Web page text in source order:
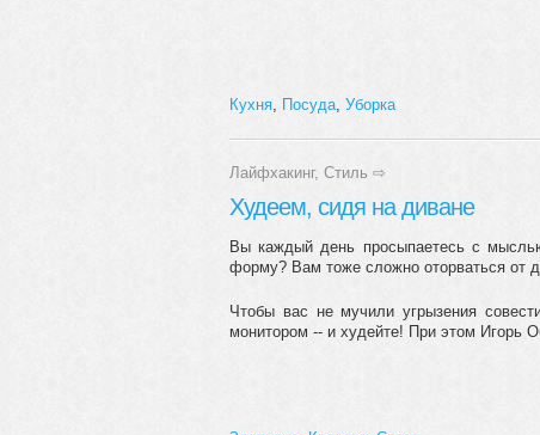
Кухня, Посуда, Уборка
Лайфхакинг, Стиль ⇨
Худеем, сидя на диване
Вы каждый день просыпаетесь с
форму? Вам тоже сложно оторваться от
Чтобы вас не мучили угрызения
монитором -- и худейте! При этом Игорь